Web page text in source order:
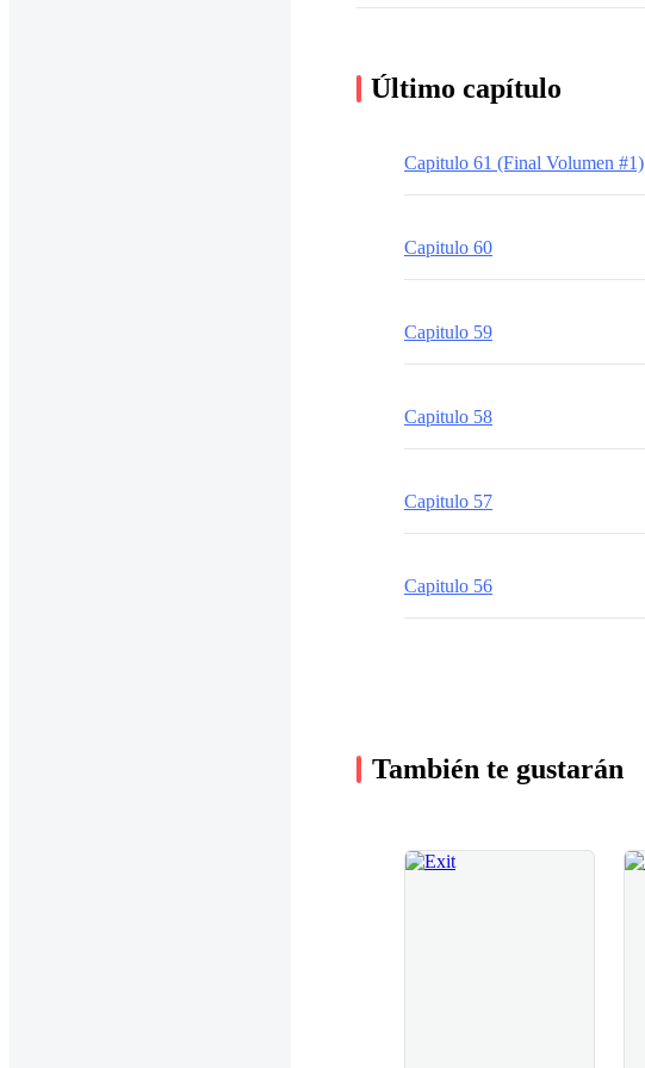
Último capítulo
Capitulo 61 (Final Volumen #1)
Capitulo 60
Capitulo 59
Capitulo 58
Capitulo 57
Capitulo 56
También te gustarán